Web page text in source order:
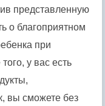
представленную
о благоприятном
при
у вас есть
вы сможете без